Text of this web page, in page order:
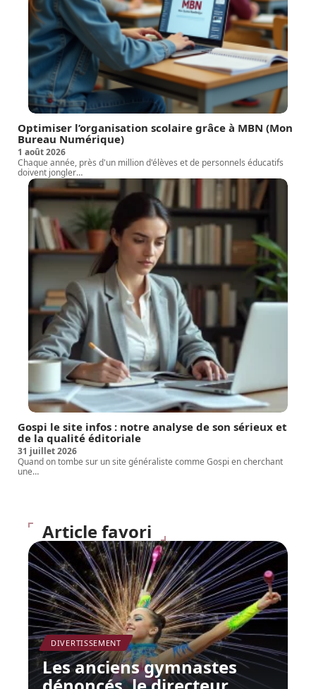
Optimiser l’organisation scolaire grâce à MBN (Mon
Bureau Numérique)
1 août 2026
Chaque année, près d'un million d'élèves et de personnels éducatifs
doivent jongler…
Gospi le site infos : notre analyse de son sérieux et
de la qualité éditoriale
31 juillet 2026
Quand on tombe sur un site généraliste comme Gospi en cherchant
une…
Article favori
DIVERTISSEMENT
Les anciens gymnastes